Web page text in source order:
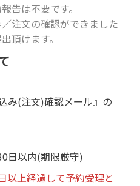
告は不要です。
注文の確認ができました
頂けます。
み(注文)確認メール』の
日以内(期限厳守)
以上経過して予約受理と